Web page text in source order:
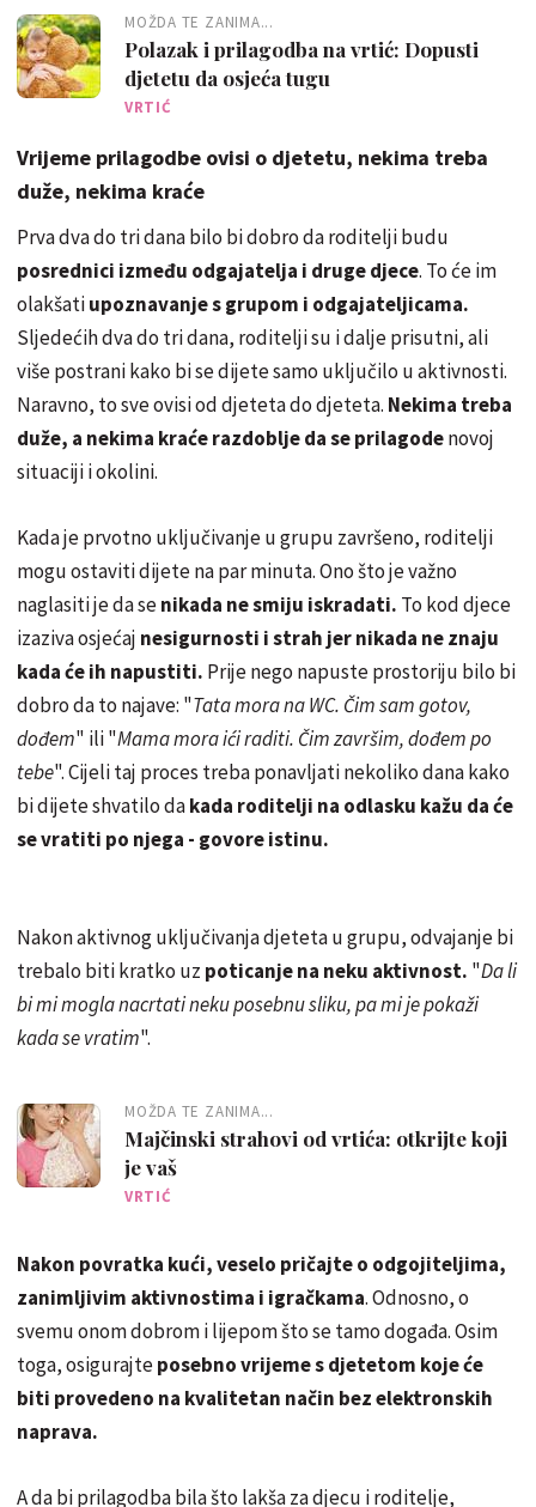
MOŽDA TE ZANIMA...
Polazak i prilagodba na vrtić: Dopusti
djetetu da osjeća tugu
VRTIĆ
Vrijeme prilagodbe ovisi o djetetu, nekima treba
duže, nekima kraće
Prva dva do tri dana bilo bi dobro da roditelji budu
posrednici između odgajatelja i druge djece. To će im
olakšatiupoznavanje s grupom i odgajateljicama.
Sljedećih dva do tri dana, roditelji su i dalje prisutni, ali
više postrani kako bi se dijete samo uključilo u aktivnosti.
Naravno, to sve ovisi od djeteta do djeteta. Nekima treba
duže, a nekima kraće razdoblje da se prilagodenovoj
situaciji i okolini.
Kada je prvotno uključivanje u grupu završeno, roditelji
mogu ostaviti dijete na par minuta. Ono što je važno
naglasiti je da senikada ne smiju iskradati. To kod djece
izaziva osjećaj nesigurnosti i strah jer nikada ne znaju
kada će ih napustiti. Prije nego napuste prostoriju bilo bi
dobro da to najave: "Tata mora na WC. Čim sam gotov,
dođem" ili "Mama mora ići raditi. Čim završim, dođem po
tebe". Cijeli taj proces treba ponavljati nekoliko dana kako
bi dijete shvatilo dakada roditelji na odlasku kažu da će
se vratiti po njega - govore istinu.
Nakon aktivnog uključivanja djeteta u grupu, odvajanje bi
trebalo biti kratko uz poticanje na neku aktivnost. "Da li
bi mi mogla nacrtati neku posebnu sliku, pa mi je pokaži
kada se vratim".
MOŽDA TE ZANIMA...
Majčinski strahovi od vrtića: otkrijte koji
je vaš
VRTIĆ
Nakon povratka kući, veselo pričajte o odgojiteljima,
zanimljivim aktivnostima i igračkama. Odnosno, o
svemu onom dobrom i lijepom što se tamo događa. Osim
toga, osigurajteposebno vrijeme s djetetom koje će
biti provedeno na kvalitetan način bez elektronskih
naprava.
A da bi prilagodba bila što lakša za djecu i roditelje,